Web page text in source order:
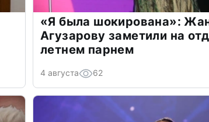
«Я была шокирована»:
Агузарову заметили на
летнем парнем
4 августа 62